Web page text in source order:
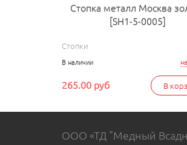
Стопка металл Москва
[SH1-5-0005]
Стопки
В наличии
В
265.00 руб
ООО «ТД "Медный